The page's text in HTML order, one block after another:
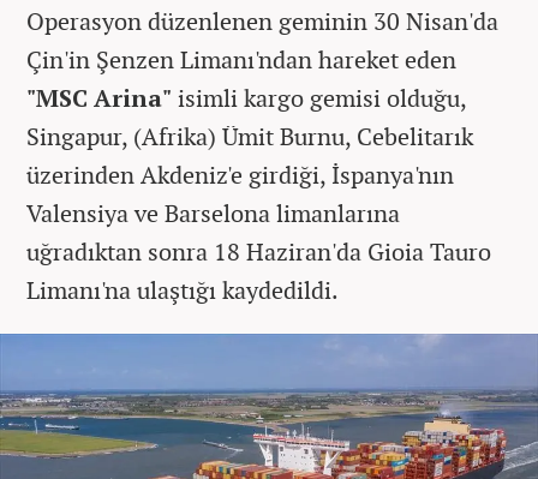
Operasyon düzenlenen geminin 30 Nisan'da
Çin'in Şenzen Limanı'ndan hareket eden
"MSC Arina" isimli kargo gemisi olduğu,
Singapur, (Afrika) Ümit Burnu, Cebelitarık
üzerinden Akdeniz'e girdiği, İspanya'nın
Valensiya ve Barselona limanlarına
uğradıktan sonra 18 Haziran'da Gioia Tauro
Limanı'na ulaştığı kaydedildi.